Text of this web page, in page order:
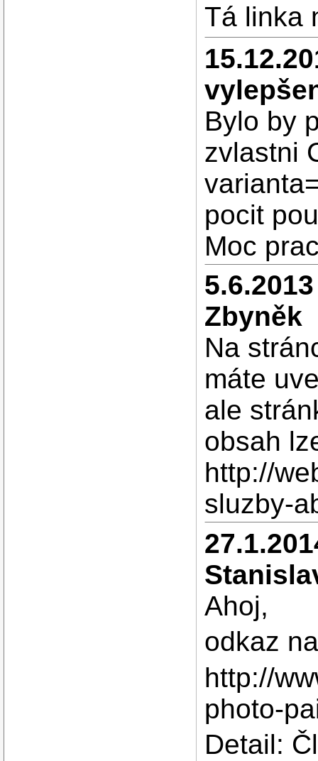
Tá linka
Bylo by
zvlastni
pocit
Moc
Zbyněk
Na
máte
ale
obsah
http://
sluzby-
Ahoj,
odkaz
http://
photo-
Detail: